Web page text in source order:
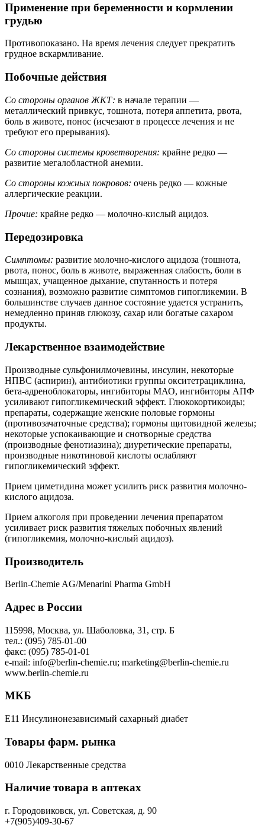
Применение при беременности и кормлении
грудью
Противопоказано. На время лечения следует прекратить
грудное вскармливание.
Побочные действия
Со стороны органов ЖКТ: в начале терапии —
металлический привкус, тошнота, потеря аппетита, рвота,
боль в животе, понос (исчезают в процессе лечения и не
требуют его прерывания).
Со стороны системы кроветворения: крайне редко —
развитие мегалобластной анемии.
Со стороны кожных покровов: очень редко — кожные
аллергические реакции.
Прочие: крайне редко — молочно-кислый ацидоз.
Передозировка
Симптомы: развитие молочно-кислого ацидоза (тошнота,
рвота, понос, боль в животе, выраженная слабость, боли в
мышцах, учащенное дыхание, спутанность и потеря
сознания), возможно развитие симптомов гипогликемии. В
большинстве случаев данное состояние удается устранить,
немедленно приняв глюкозу, сахар или богатые сахаром
продукты.
Лекарственное взаимодействие
Производные сульфонилмочевины, инсулин, некоторые
НПВС (аспирин), антибиотики группы окситетрациклина,
бета-адреноблокаторы, ингибиторы МАО, ингибиторы АПФ
усиливают гипогликемический эффект. Глюкокортикоиды;
препараты, содержащие женские половые гормоны
(противозачаточные средства); гормоны щитовидной железы;
некоторые успокаивающие и снотворные средства
(производные фенотиазина); диуретические препараты,
производные никотиновой кислоты ослабляют
гипогликемический эффект.
Прием циметидина может усилить риск развития молочно-
кислого ацидоза.
Прием алкоголя при проведении лечения препаратом
усиливает риск развития тяжелых побочных явлений
(гипогликемия, молочно-кислый ацидоз).
Производитель
Berlin-Chemie AG/Menarini Pharma GmbH
Адрес в России
115998, Москва, ул. Шаболовка, 31, стр. Б
тел.: (095) 785-01-00
факс: (095) 785-01-01
e-mail: info@berlin-chemie.ru; marketing@berlin-chemie.ru
www.berlin-chemie.ru
МКБ
E11 Инсулинонезависимый сахарный диабет
Товары фарм. рынка
0010 Лекарственные средства
Наличие товара в аптеках
г. Городовиковск, ул. Советская, д. 90
+7(905)409-30-67